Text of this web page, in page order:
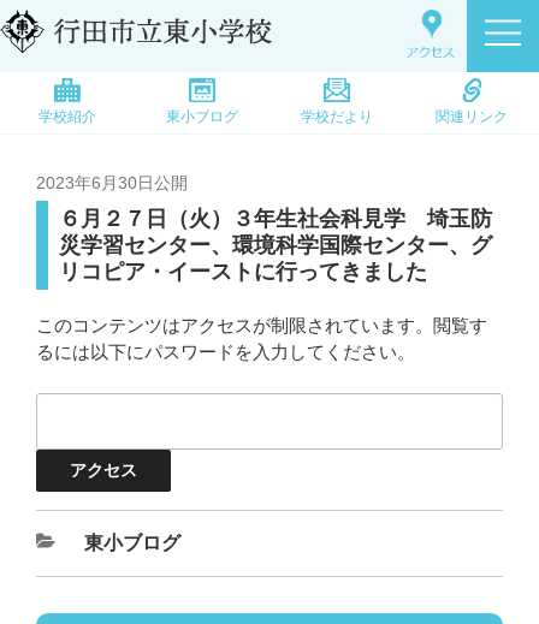
学校紹介 東小ブログ 学校だより 関連リンク
2023年6月30日公開
６月２７日（火）３年生社会科見学 埼玉防
災学習センター、環境科学国際センター、グ
リコピア・イーストに行ってきました
このコンテンツはアクセスが制限されています。閲覧す
るには以下にパスワードを入力してください。
東小ブログ